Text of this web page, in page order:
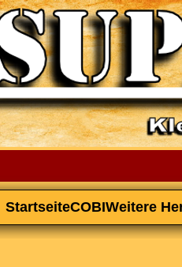
StartseiteCOBIWeitere